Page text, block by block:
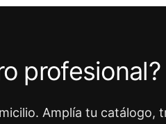
profesional?
Amplía tu catálogo,